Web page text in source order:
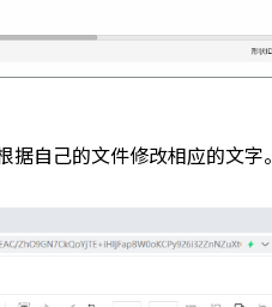
自己的文件修改相应的文字。